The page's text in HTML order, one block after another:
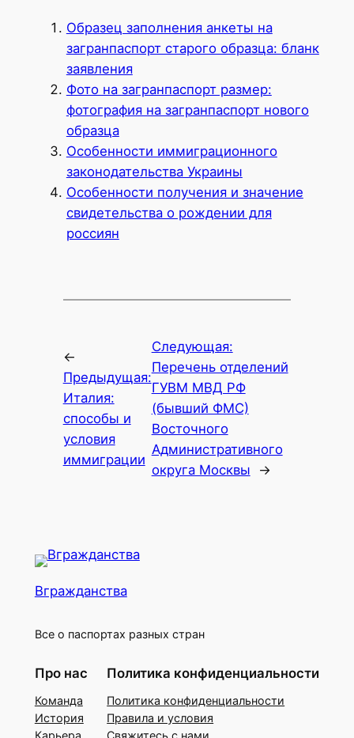
Образец заполнения анкеты на
загранпаспорт старого образца: бланк
заявления
Фото на загранпаспорт размер:
фотография на загранпаспорт нового
образца
Особенности иммиграционного
законодательства Украины
Особенности получения и значение
свидетельства о рождении для
россиян
←
Предыдущая:
Италия:
способы и
условия
иммиграции
Следующая:
Перечень отделений
ГУВМ МВД РФ
(бывший ФМС)
Восточного
Административного
округа Москвы
→
Вгражданства
Все о паспортах разных стран
Про нас
Команда
История
Политика конфиденциальности
Политика конфиденциальности
Правила и условия